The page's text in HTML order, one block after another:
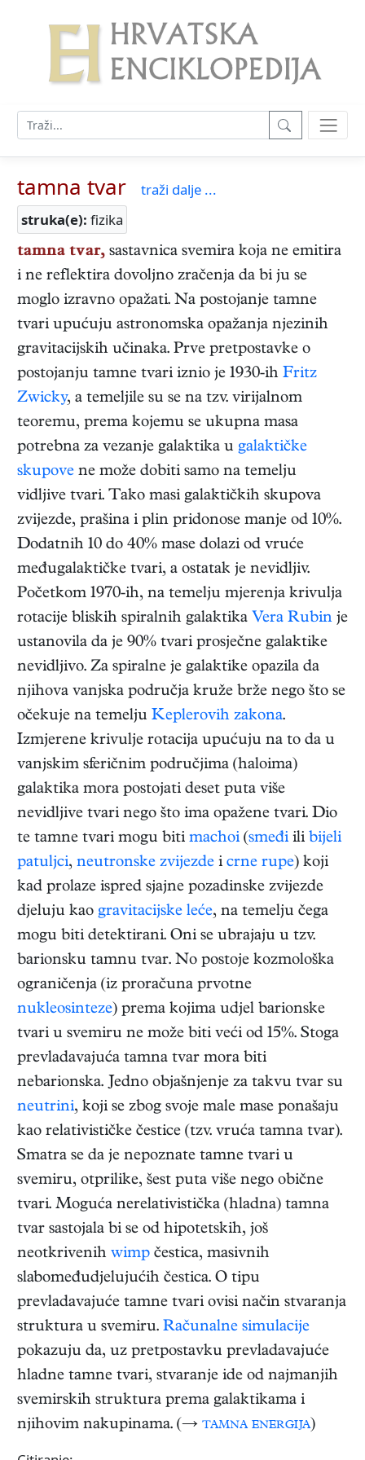
tamna tvar
traži dalje ...
struka(e): fizika
tamna tvar, sastavnica svemira koja ne emitira
i ne reflektira dovoljno zračenja da bi ju se
moglo izravno opažati. Na postojanje tamne
tvari upućuju astronomska opažanja njezinih
gravitacijskih učinaka. Prve pretpostavke o
postojanju tamne tvari iznio je 1930-ih Fritz
Zwicky, a temeljile su se na tzv. virijalnom
teoremu, prema kojemu se ukupna masa
potrebna za vezanje galaktika u galaktičke
skupove ne može dobiti samo na temelju
vidljive tvari. Tako masi galaktičkih skupova
zvijezde, prašina i plin pridonose manje od 10%.
Dodatnih 10 do 40% mase dolazi od vruće
međugalaktičke tvari, a ostatak je nevidljiv.
Početkom 1970-ih, na temelju mjerenja krivulja
rotacije bliskih spiralnih galaktika Vera Rubin je
ustanovila da je 90% tvari prosječne galaktike
nevidljivo. Za spiralne je galaktike opazila da
njihova vanjska područja kruže brže nego što se
očekuje na temelju Keplerovih zakona.
Izmjerene krivulje rotacija upućuju na to da u
vanjskim sferičnim područjima (haloima)
galaktika mora postojati deset puta više
nevidljive tvari nego što ima opažene tvari. Dio
te tamne tvari mogu biti machoi (smeđi ili bijeli
patuljci, neutronske zvijezde i crne rupe) koji
kad prolaze ispred sjajne pozadinske zvijezde
djeluju kao gravitacijske leće, na temelju čega
mogu biti detektirani. Oni se ubrajaju u tzv.
barionsku tamnu tvar. No postoje kozmološka
ograničenja (iz proračuna prvotne
nukleosinteze) prema kojima udjel barionske
tvari u svemiru ne može biti veći od 15%. Stoga
prevladavajuća tamna tvar mora biti
nebarionska. Jedno objašnjenje za takvu tvar su
neutrini, koji se zbog svoje male mase ponašaju
kao relativističke čestice (tzv. vruća tamna tvar).
Smatra se da je nepoznate tamne tvari u
svemiru, otprilike, šest puta više nego obične
tvari. Moguća nerelativistička (hladna) tamna
tvar sastojala bi se od hipotetskih, još
neotkrivenih wimp čestica, masivnih
slabomeđudjelujućih čestica. O tipu
prevladavajuće tamne tvari ovisi način stvaranja
struktura u svemiru. Računalne simulacije
pokazuju da, uz pretpostavku prevladavajuće
hladne tamne tvari, stvaranje ide od najmanjih
svemirskih struktura prema galaktikama i
njihovim nakupinama. (→ tamna energija)